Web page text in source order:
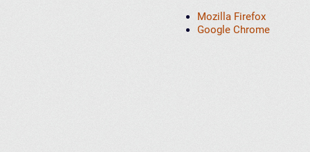
Mozilla Firefox
Google Chrome